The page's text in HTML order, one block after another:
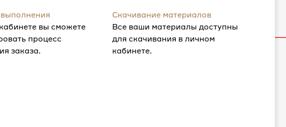
вы сможете
процесс
заказа.
Скачивание материалов
Все ваши материалы доступны
для скачивания в личном
кабинете.